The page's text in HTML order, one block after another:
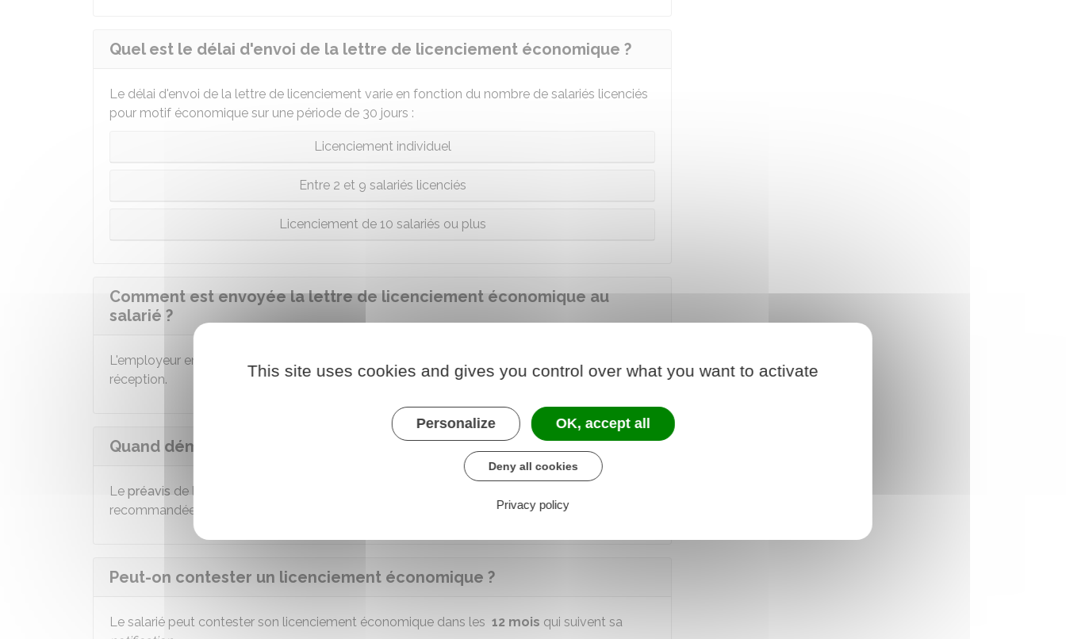
Quel est le délai d'envoi de la lettre de licenciement économique ?
Le délai d'envoi de la lettre de licenciement varie en fonction du nombre de salariés licenciés
pour motif économique sur une période de 30 jours :
Licenciement individuel
Entre 2 et 9 salariés licenciés
Licenciement de 10 salariés ou plus
Comment est envoyée la lettre de licenciement économique au
salarié ?
L'employeur envoie la lettre de licenciement pour courrier recommandé avec accusé de
réception.
Quand démarre le préavis de licenciement économique ?
Le préavis de licenciement commence à courir dès la 1
recommandée avec accusé de réception par les services de la poste.
Peut-on contester un licenciement économique ?
Le salarié peut contester son licenciement économique dans les 12 mois qui suivent sa
This site uses cookies and gives you control over what you want to activate
Personalize OK, accept all
Deny all cookies
Privacy policy